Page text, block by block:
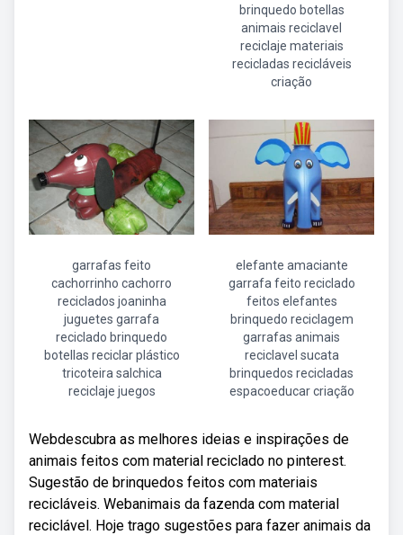
brinquedo botellas
animais reciclavel
reciclaje materiais
recicladas recicláveis
criação
garrafas feito
cachorrinho cachorro
reciclados joaninha
juguetes garrafa
reciclado brinquedo
botellas reciclar plástico
tricoteira salchica
reciclaje juegos
elefante amaciante
garrafa feito reciclado
feitos elefantes
brinquedo reciclagem
garrafas animais
reciclavel sucata
brinquedos recicladas
espacoeducar criação
Webdescubra as melhores ideias e inspirações de
animais feitos com material reciclado no pinterest.
Sugestão de brinquedos feitos com materiais
recicláveis. Webanimais da fazenda com material
reciclável. Hoje trago sugestões para fazer animais da